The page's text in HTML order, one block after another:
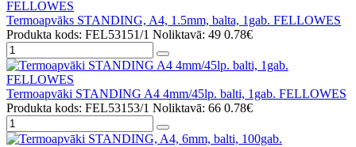
Termoapvāks STANDING, A4, 1.5mm, balta, 1gab. FELLOWES
Produkta kods: FEL53151/1 Noliktavā: 49 0.78€
Termoapvāki STANDING A4 4mm/45lp. balti, 1gab. FELLOWES
Produkta kods: FEL53153/1 Noliktavā: 66 0.78€